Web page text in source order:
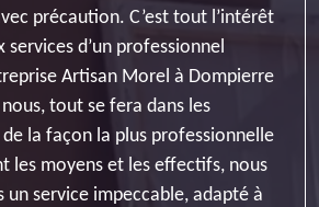
précaution. C’est tout l’intérêt
services d’un professionnel
Artisan Morel à Dompierre
tout se fera dans les
la façon la plus professionnelle
les moyens et les effectifs, nous
un service impeccable, adapté à